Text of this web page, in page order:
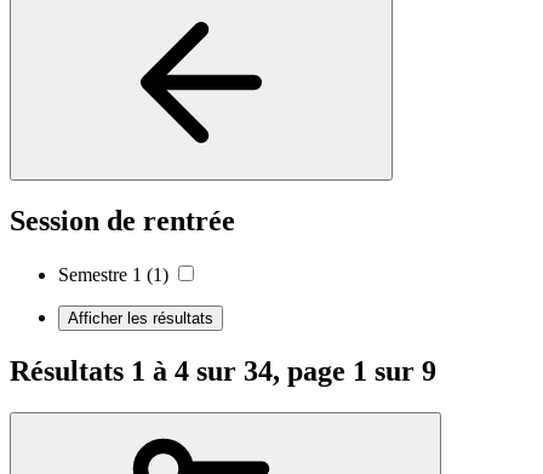
Session de rentrée
Semestre 1 (1)
Afficher les résultats
Résultats 1 à 4 sur 34, page 1 sur 9